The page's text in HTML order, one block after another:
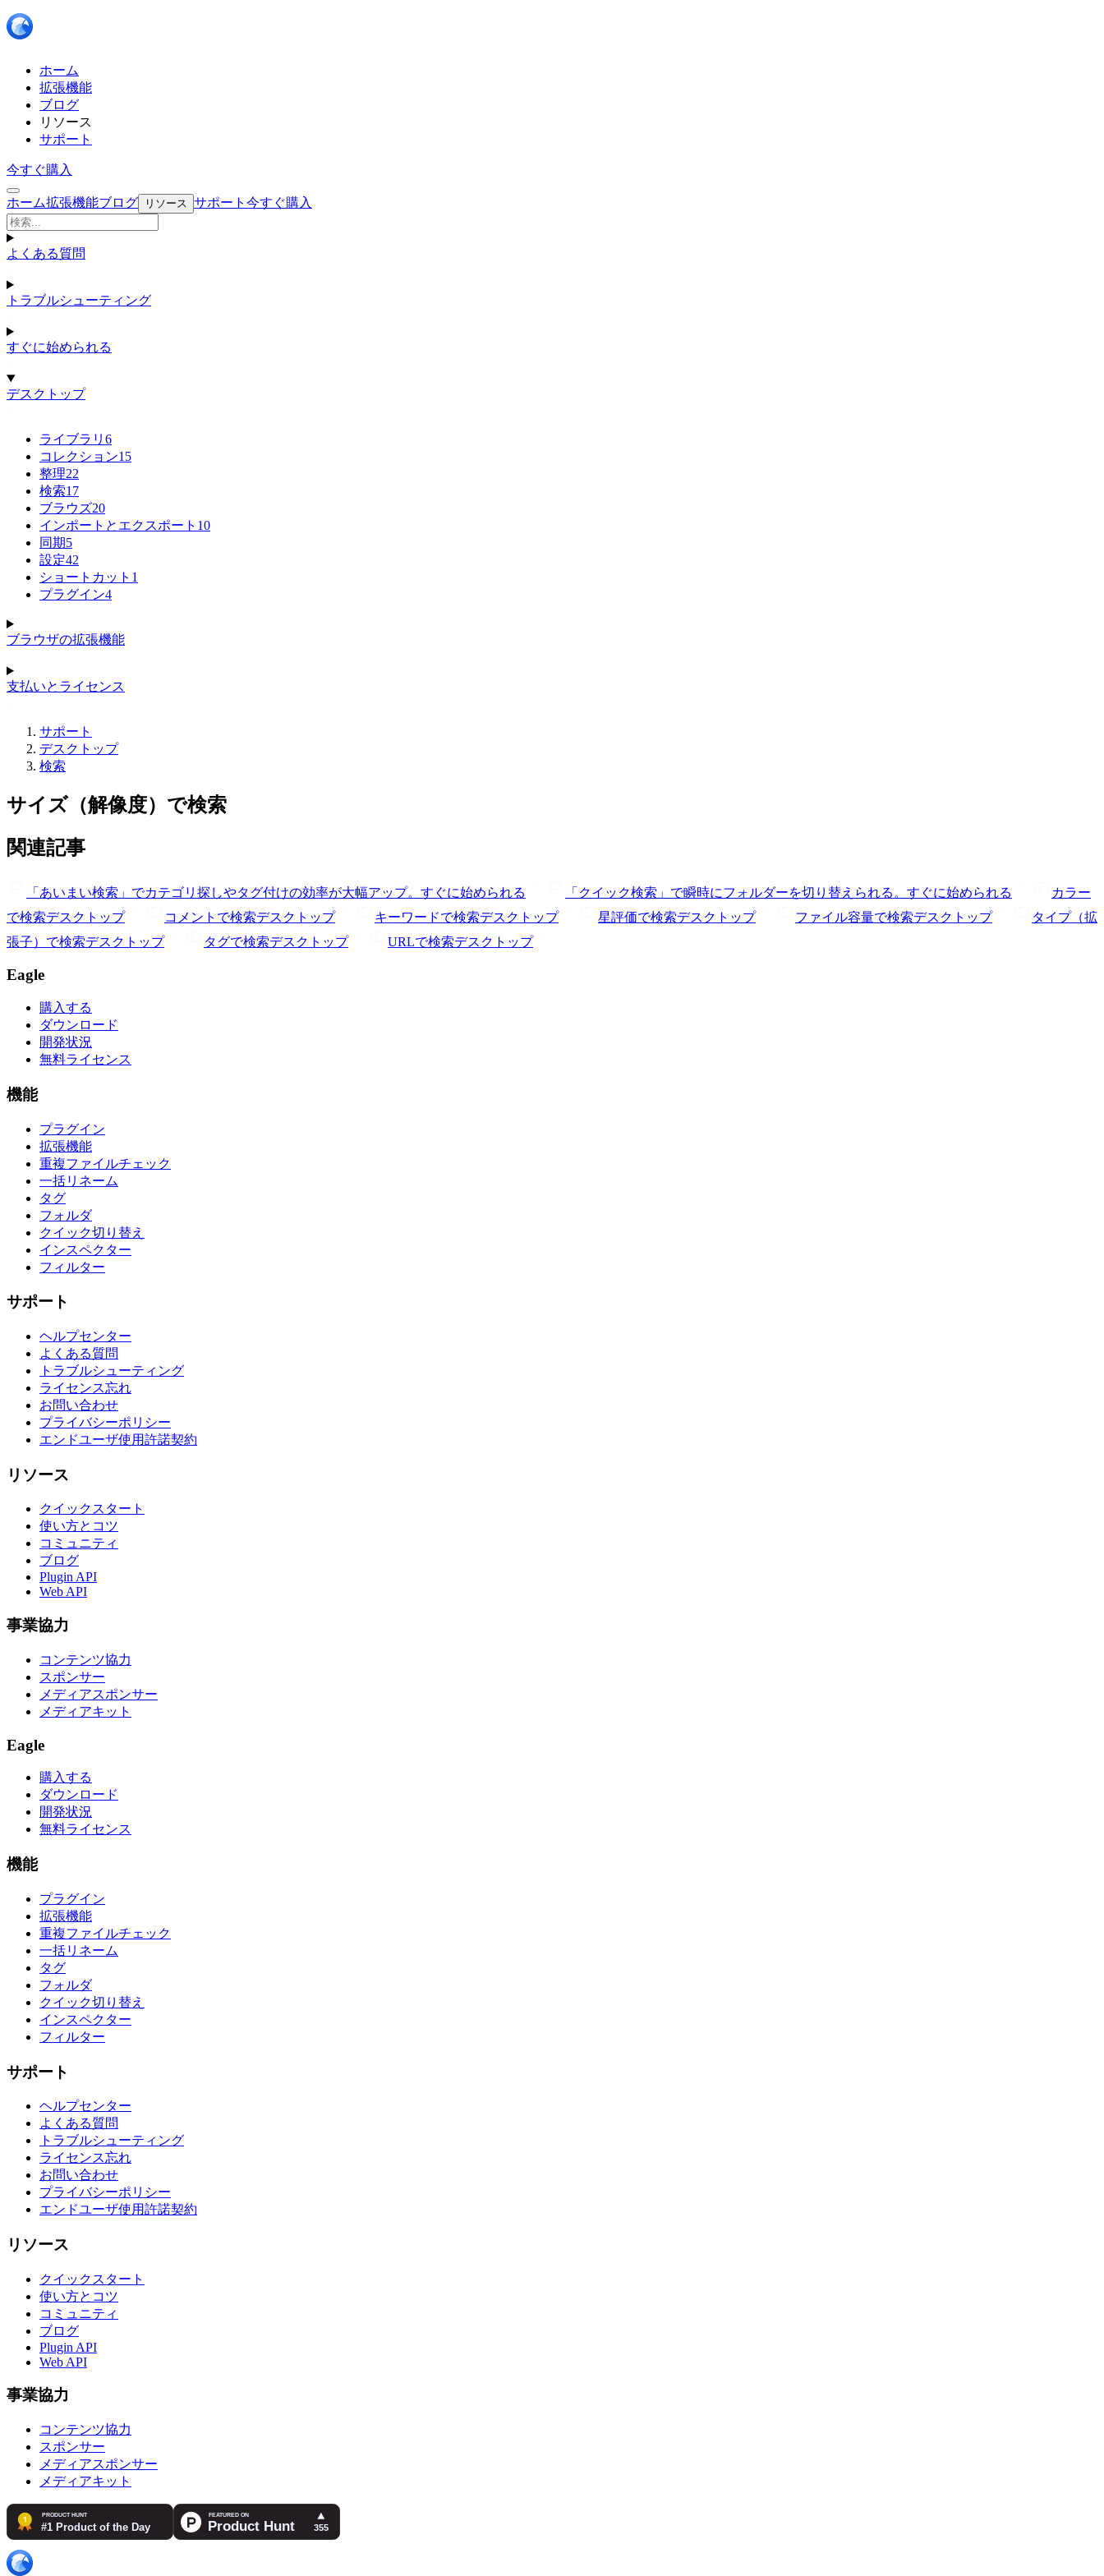
ホーム
拡張機能
ブログ
リソース
サポート
今すぐ購入
ホーム拡張機能ブログ リソース サポート 今すぐ購入
よくある質問
トラブルシューティング
すぐに始められる
デスクトップ
ライブラリ 6
コレクション15
整理22
検索17
ブラウズ20
インポートとエクスポート 10
同期5
設定42
ショートカット 1
プラグイン4
ブラウザの拡張機能
支払いとライセンス
サポート
デスクトップ
検索
サイズ（解像度）で検索
関連記事
「あいまい検索」でカテゴリ探しやタグ付けの効率が大幅アップ。 すぐに始められる 「クイック検索」で瞬時にフォルダーを切り替えられる。 すぐに始められる
カラー
で検索デスクトップ コメントで検索デスクトップ キーワードで検索デスクトップ 星評価で検索デスクトップ ファイル容量で検索デスクトップ
タイプ（拡
張子）で検索デスクトップ タグで検索デスクトップ URLで検索デスクトップ
Eagle
購入する
ダウンロード
開発状況
無料ライセンス
機能
プラグイン
拡張機能
重複ファイルチェック
一括リネーム
タグ
フォルダ
クイック切り替え
インスペクター
フィルター
サポート
ヘルプセンター
よくある質問
トラブルシューティング
ライセンス忘れ
お問い合わせ
プライバシーポリシー
エンドユーザ使用許諾契約
リソース
クイックスタート
使い方とコツ
コミュニティ
ブログ
Plugin API
Web API
事業協力
コンテンツ協力
スポンサー
メディアスポンサー
メディアキット
Eagle
購入する
ダウンロード
開発状況
無料ライセンス
機能
プラグイン
拡張機能
重複ファイルチェック
一括リネーム
タグ
フォルダ
クイック切り替え
インスペクター
フィルター
サポート
ヘルプセンター
よくある質問
トラブルシューティング
ライセンス忘れ
お問い合わせ
プライバシーポリシー
エンドユーザ使用許諾契約
リソース
クイックスタート
使い方とコツ
コミュニティ
ブログ
Plugin API
Web API
事業協力
コンテンツ協力
スポンサー
メディアスポンサー
メディアキット